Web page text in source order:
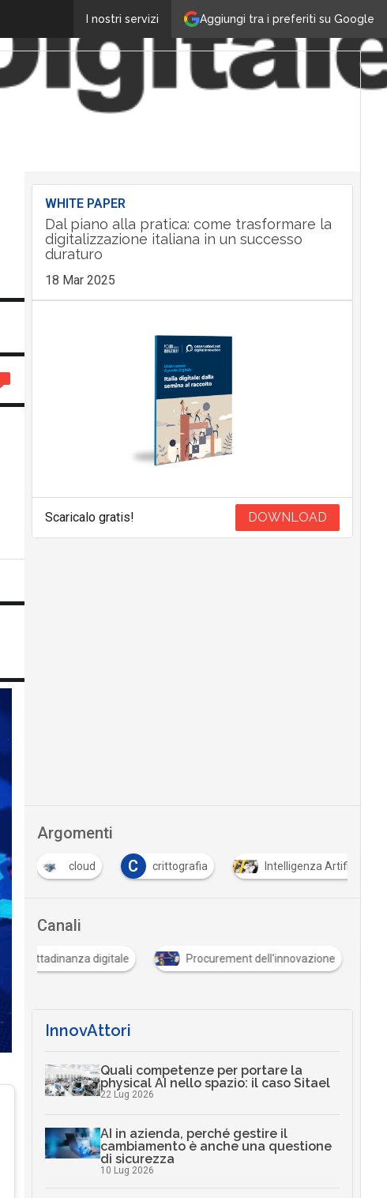
Aggiungi tra i preferiti su Google
I nostri servizi
WHITE PAPER
Dal piano alla pratica: come trasformare la
digitalizzazione italiana in un successo
duraturo
18 Mar 2025
Scaricalo gratis! DOWNLOAD
Argomenti
cloud C crittografia Intelligenza Artificiale
Canali
Cittadinanza digitale Procurement dell'innovazione
InnovAttori
Quali competenze per portare la
physical AI nello spazio: il caso Sitael
22 Lug 2026
AI in azienda, perché gestire il
cambiamento è anche una questione
di sicurezza
10 Lug 2026